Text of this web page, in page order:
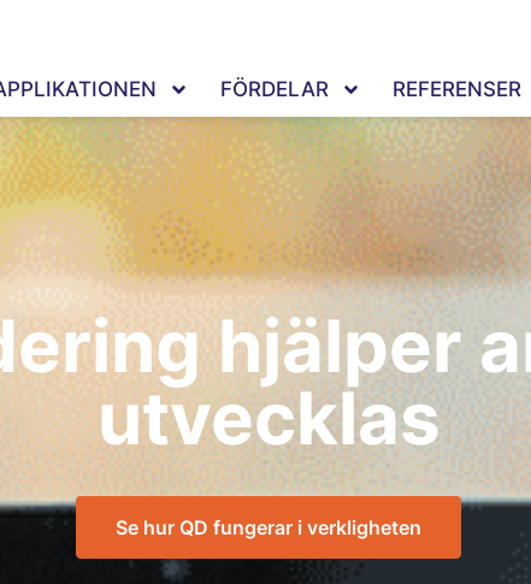
FÖRDELAR REFERENSER
hjälper
utvecklas
Se hur QD fungerar i verkligheten